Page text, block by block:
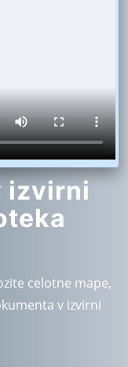
izvirni
celotne mape,
v izvirni